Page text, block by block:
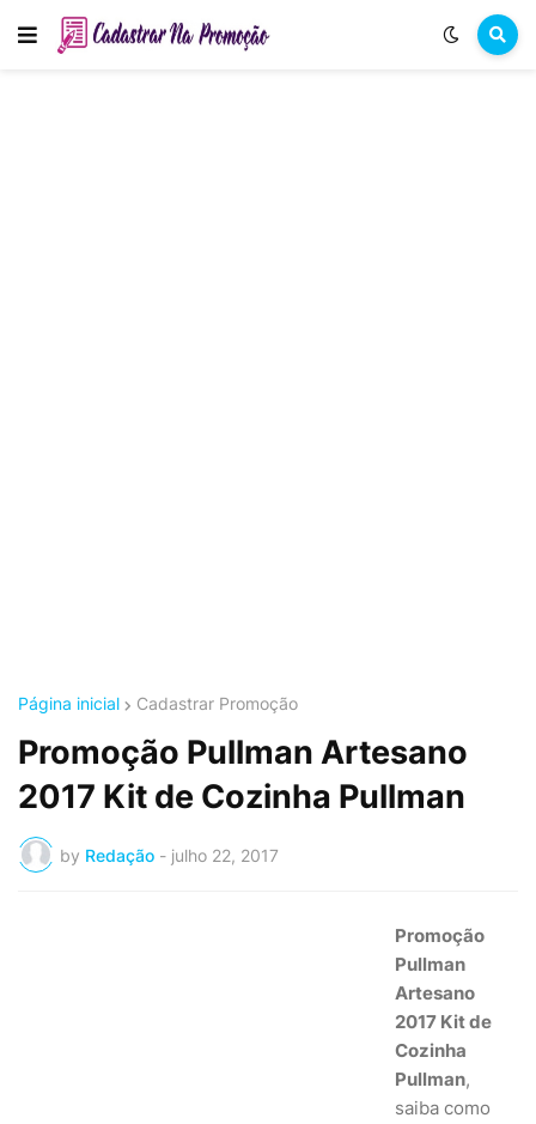
Página inicial Cadastrar Promoção
Promoção Pullman Artesano
2017 Kit de Cozinha Pullman
by Redação - julho 22, 2017
Promoção
Pullman
Artesano
2017 Kit de
Cozinha
Pullman,
saiba como